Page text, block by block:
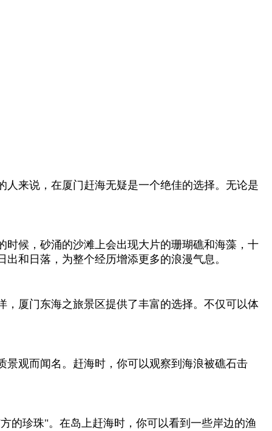
来说，在厦门赶海无疑是一个绝佳的选择。无论是
候，砂涌的沙滩上会出现大片的珊瑚礁和海藻，十
和日落，为整个经历增添更多的浪漫气息。
厦门东海之旅景区提供了丰富的选择。不仅可以体
观而闻名。赶海时，你可以观察到海浪被礁石击
的珍珠"。在岛上赶海时，你可以看到一些岸边的渔